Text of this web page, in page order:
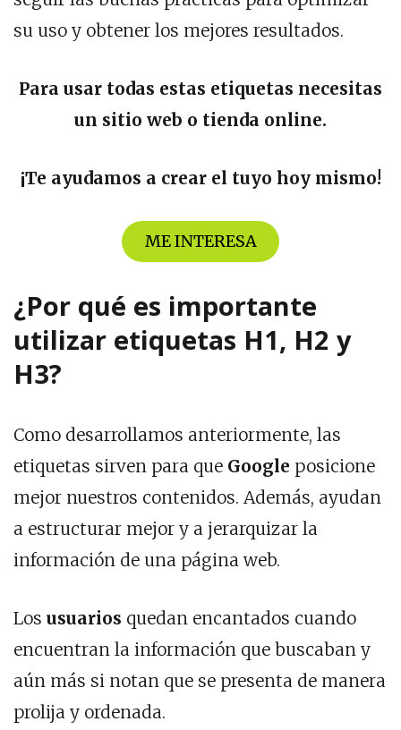
su uso y obtener los mejores resultados.
Para usar todas estas etiquetas necesitas
un sitio web o tienda online.
¡Te ayudamos a crear el tuyo hoy mismo!
ME INTERESA
¿Por qué es importante
utilizar etiquetas H1, H2 y
H3?
Como desarrollamos anteriormente, las
etiquetas sirven para que Google posicione
mejor nuestros contenidos. Además, ayudan
a estructurar mejor y a jerarquizar la
información de una página web.
Los usuarios quedan encantados cuando
encuentran la información que buscaban y
aún más si notan que se presenta de manera
prolija y ordenada.